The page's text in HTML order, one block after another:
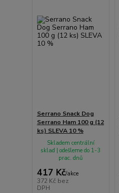
Serrano Snack Dog
Serrano Ham 100 g (12
ks) SLEVA 10 %
417 Kč/akce
372 Kč bez
DPH
Skladem centrální
sklad | odešleme do 1-3
prac. dnů